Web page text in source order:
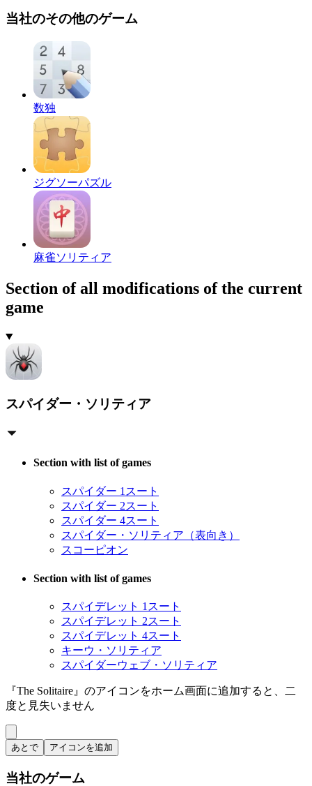
当社のその他のゲーム
数独
ジグソーパズル
麻雀ソリティア
Section of all modifications of the current
game
スパイダー・ソリティア
Section with list of games
スパイダー 1スート
スパイダー 2スート
スパイダー 4スート
スパイダー・ソリティア（表向き）
スコーピオン
Section with list of games
スパイデレット 1スート
スパイデレット 2スート
スパイデレット 4スート
キーウ・ソリティア
スパイダーウェブ・ソリティア
『The Solitaire』のアイコンをホーム画面に追加すると、二
度と見失いません
あとで アイコンを追加
当社のゲーム